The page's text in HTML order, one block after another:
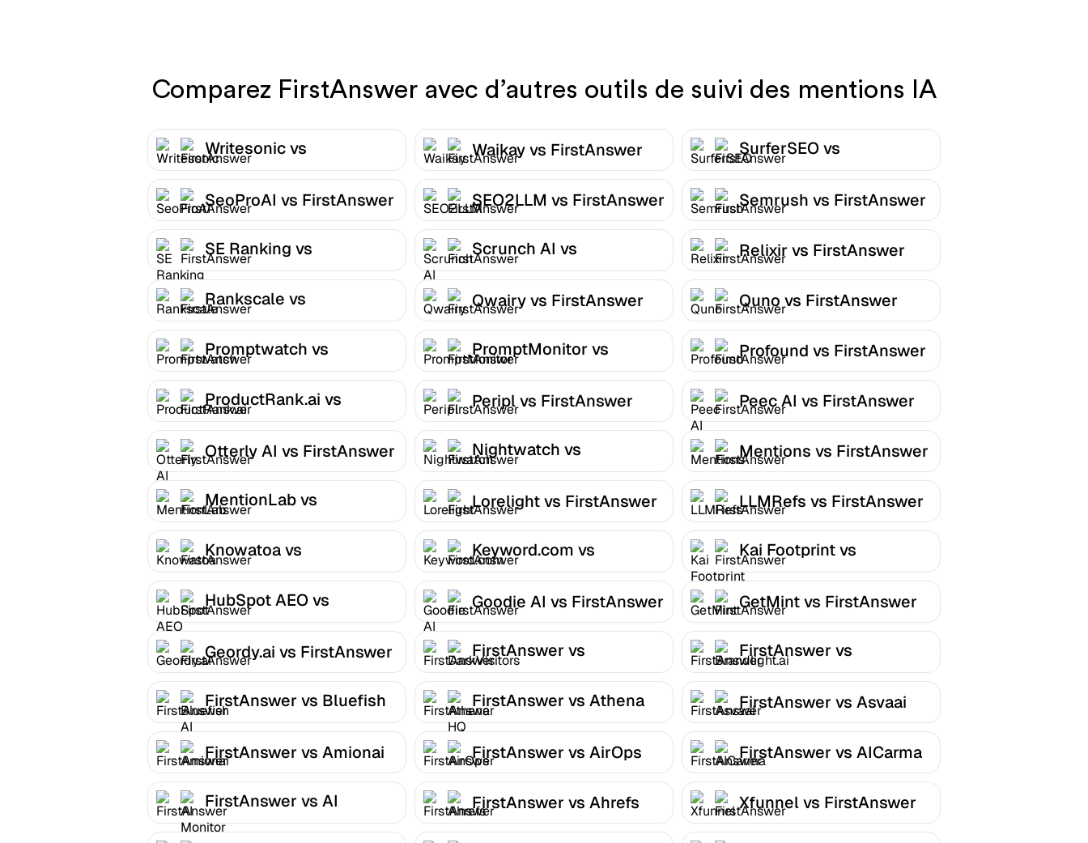
Comparez FirstAnswer avec d’autres outils de suivi des mentions IA
Writesonic vs
FirstAnswer
Waikay vs FirstAnswer
SurferSEO vs
FirstAnswer
SeoProAI vs FirstAnswer
SEO2LLM vs FirstAnswer Semrush vs FirstAnswer
SE Ranking vs
FirstAnswer
Scrunch AI vs
FirstAnswer
Relixir vs FirstAnswer
Rankscale vs
FirstAnswer
Qwairy vs FirstAnswer Quno vs FirstAnswer
Promptwatch vs
FirstAnswer
PromptMonitor vs
FirstAnswer
Profound vs FirstAnswer
ProductRank.ai vs
FirstAnswer
Peripl vs FirstAnswer Peec AI vs FirstAnswer
Otterly AI vs FirstAnswer
Nightwatch vs
FirstAnswer
Mentions vs FirstAnswer
MentionLab vs
FirstAnswer
Lorelight vs FirstAnswer LLMRefs vs FirstAnswer
Knowatoa vs
FirstAnswer
Keyword.com vs
FirstAnswer
Kai Footprint vs
FirstAnswer
HubSpot AEO vs
FirstAnswer
Goodie AI vs FirstAnswer GetMint vs FirstAnswer
Geordy.ai vs FirstAnswer
FirstAnswer vs
DarkVisitors
FirstAnswer vs
Brandlight.ai
FirstAnswer vs Bluefish
AI
FirstAnswer vs Athena
HQ
FirstAnswer vs Asvaai
FirstAnswer vs Amionai FirstAnswer vs AirOps FirstAnswer vs AICarma
FirstAnswer vs AI
Monitor
FirstAnswer vs Ahrefs Xfunnel vs FirstAnswer